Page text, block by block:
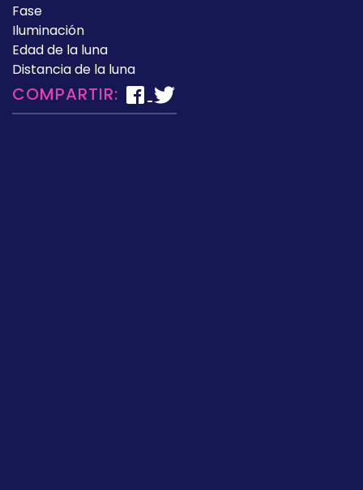
Fase
Iluminación
Edad de la luna
Distancia de la luna
COMPARTIR: